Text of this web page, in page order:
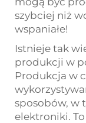
szybciej niż
wspaniałe!
Istnieje tak
produkcji w
Produkcja w
sposobów, w
elektroniki.